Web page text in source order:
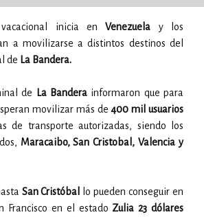
inicia enVenezuela y los
a movilizarse a distintos destinos del
de La Bandera.
de La Banderainformaron que para
movilizar más de400 mil usuarios
de transporte autorizadas, siendo los
Maracaibo, San Cristobal, Valencia y
San Cristóbal
lo pueden conseguir en
Francisco en el estado Zulia 23 dólares